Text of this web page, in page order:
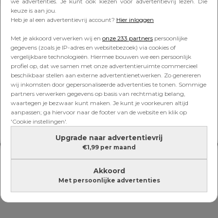
keuze is aan jou.
Heb je al een advertentievrij account? Hier inloggen
Met je akkoord verwerken wij en onze 233 partners persoonlijke
gegevens (zoals je IP-adres en websitebezoek) via cookies of
vergelijkbare technologieën. Hiermee bouwen we een persoonlijk
profiel op, dat we samen met onze advertentieruimte commercieel
beschikbaar stellen aan externe advertentienetwerken. Zo genereren
wij inkomsten door gepersonaliseerde advertenties te tonen. Sommige
partners verwerken gegevens op basis van rechtmatig belang,
waartegen je bezwaar kunt maken. Je kunt je voorkeuren altijd
aanpassen; ga hiervoor naar de footer van de website en klik op
'Cookie instellingen'.
Upgrade naar advertentievrij
€1,99 per maand
Akkoord
Met persoonlijke advertenties